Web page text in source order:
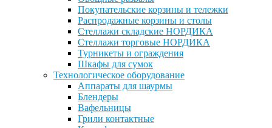
Покупательские корзины и тележки
Распродажные корзины и столы
Стеллажи складские НОРДИКА
Стеллажи торговые НОРДИКА
Турникеты и ограждения
Шкафы для сумок
Технологическое оборудование
Аппараты для шаурмы
Блендеры
Вафельницы
Грили контактные